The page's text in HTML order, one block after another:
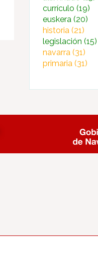
currículo(19)
euskera(20)
historia(21)
legislación(15)
navarra(31)
primaria(31)